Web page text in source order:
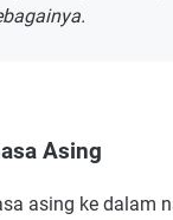
Asing
asing ke dalam